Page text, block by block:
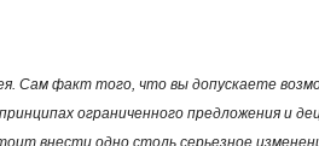
Сам факт того, что вы допускаете
ограниченного предложения и
внести одно столь серьезное